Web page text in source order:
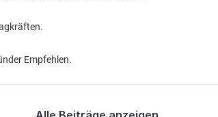
Empfehlen.